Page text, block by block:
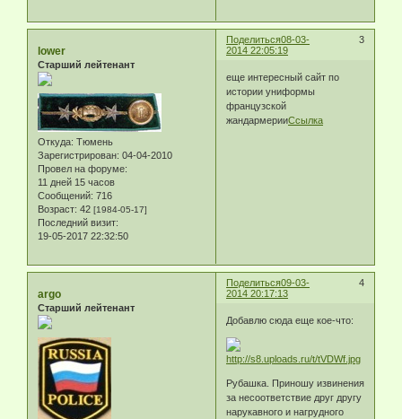
Поделиться 3
08-03-
2014 22:05:19
lower
Старший лейтенант
Откуда: Тюмень
Зарегистрирован: 04-04-2010
Провел на форуме:
11 дней 15 часов
Сообщений: 716
Возраст: 42 [1984-05-17]
Последний визит:
19-05-2017 22:32:50
еще интересный сайт по
истории униформы
французской
жандармерииСсылка
Поделиться 4
09-03-
2014 20:17:13
argo
Старший лейтенант
Добавлю сюда еще кое-что:
Рубашка. Приношу извинения
за несоответствие друг другу
нарукавного и нагрудного